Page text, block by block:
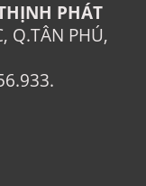
PHÁT
Q.TÂN PHÚ,